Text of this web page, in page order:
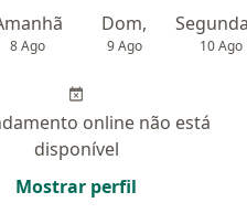
8 Ago
Dom,
9 Ago 10 Ago
online não está
disponível
Mostrar perfil